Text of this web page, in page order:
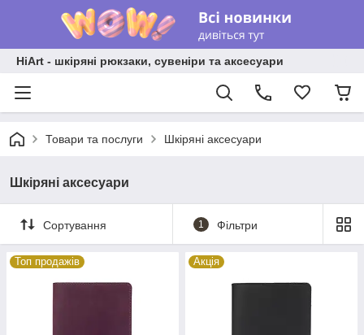
HiArt - шкіряні рюкзаки, сувеніри та аксесуари
Товари та послуги Шкіряні аксесуари
Шкіряні аксесуари
Сортування 1 Фільтри
Топ продажів Акція